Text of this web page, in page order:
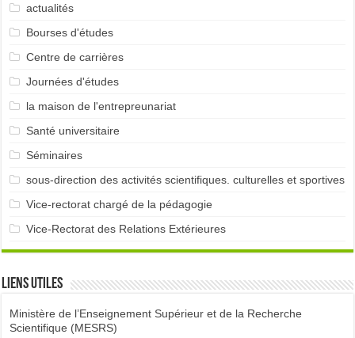
actualités
Bourses d'études
Centre de carrières
Journées d'études
la maison de l'entrepreunariat
Santé universitaire
Séminaires
sous-direction des activités scientifiques. culturelles et sportives
Vice-rectorat chargé de la pédagogie
Vice-Rectorat des Relations Extérieures
Liens utiles
Ministère de l’Enseignement Supérieur et de la Recherche
Scientifique (MESRS)